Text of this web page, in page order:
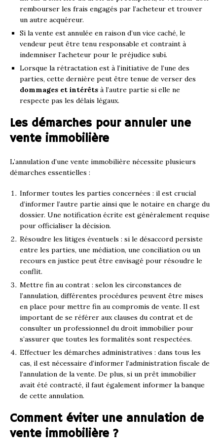
rembourser les frais engagés par l’acheteur et trouver
un autre acquéreur.
Si la vente est annulée en raison d’un vice caché, le
vendeur peut être tenu responsable et contraint à
indemniser l’acheteur pour le préjudice subi.
Lorsque la rétractation est à l’initiative de l’une des
parties, cette dernière peut être tenue de verser des
dommages et intérêts à l’autre partie si elle ne
respecte pas les délais légaux.
Les démarches pour annuler une
vente immobilière
L’annulation d’une vente immobilière nécessite plusieurs
démarches essentielles :
Informer toutes les parties concernées : il est crucial
d’informer l’autre partie ainsi que le notaire en charge du
dossier. Une notification écrite est généralement requise
pour officialiser la décision.
Résoudre les litiges éventuels : si le désaccord persiste
entre les parties, une médiation, une conciliation ou un
recours en justice peut être envisagé pour résoudre le
conflit.
Mettre fin au contrat : selon les circonstances de
l’annulation, différentes procédures peuvent être mises
en place pour mettre fin au compromis de vente. Il est
important de se référer aux clauses du contrat et de
consulter un professionnel du droit immobilier pour
s’assurer que toutes les formalités sont respectées.
Effectuer les démarches administratives : dans tous les
cas, il est nécessaire d’informer l’administration fiscale de
l’annulation de la vente. De plus, si un prêt immobilier
avait été contracté, il faut également informer la banque
de cette annulation.
Comment éviter une annulation de
vente immobilière ?